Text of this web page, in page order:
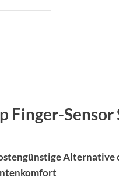
Sensor
Alternative